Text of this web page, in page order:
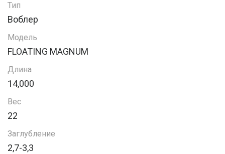
Тип
Воблер
Модель
FLOATING MAGNUM
Длина
14,000
Вес
22
Заглубление
2,7-3,3